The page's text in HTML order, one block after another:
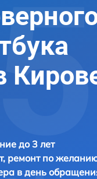
до 3 лет
ремонт по
в день